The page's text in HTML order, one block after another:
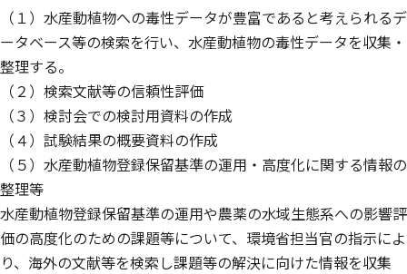
（１）水産動植物への毒性データが豊富であると考えられるデ
ータベース等の検索を行い、水産動植物の毒性データを収集・
整理する。
（２）検索文献等の信頼性評価
（３）検討会での検討用資料の作成
（４）試験結果の概要資料の作成
（５）水産動植物登録保留基準の運用・高度化に関する情報の
整理等
水産動植物登録保留基準の運用や農薬の水域生態系への影響評
価の高度化のための課題等について、環境省担当官の指示によ
り、海外の文献等を検索し課題等の解決に向けた情報を収集